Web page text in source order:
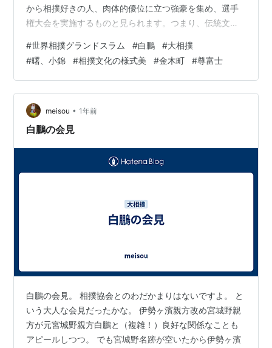
から相撲好きの人、肉体的優位に立つ強豪を集め、選手
権大会を実施するものと見られます。つまり、伝統文化
しての競技にするんでしょうね。モンゴル人が日本をベ
ースにして別団体を作ることがいいことなのか。全体に
大相撲の発展のためにむしろ好ましい傾向とする見方も
ありますが、小生はそうは思いません。 小生は最近、
YouTubeで昔の相撲の取り組みを見る機会が多いです。
特に、大相撲のない月などは土俵恋しさのあまり…
#世界相撲グランドスラム #白鵬 #大相撲
#曙、小錦 #相撲文化の様式美 #金木町 #尊富士
meisou • 1年前
白鵬の会見
白鵬の会見。 相撲協会とのわだかまりはないですよ。 と
いう大人な会見だったかな。 伊勢ヶ濱親方改め宮城野親
方が元宮城野親方白鵬と（複雑！）良好な関係なことも
アピールしつつ。 でも宮城野名跡が空いたから伊勢ヶ濱